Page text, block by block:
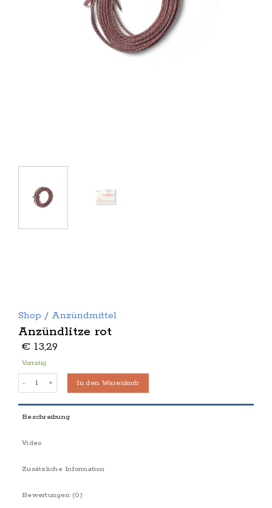
Shop / Anzündmittel
Anzündlitze rot
€ 13,29
Vorrätig
Anzündlitze rot MengeIn den Warenkorb
Beschreibung
Video
Zusätzliche Information
Bewertungen (0)